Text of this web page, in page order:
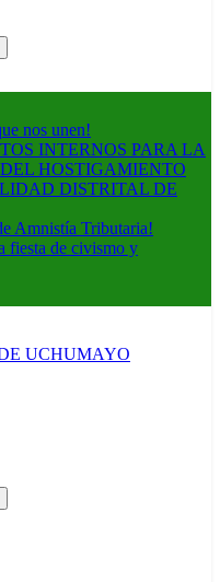
nos unen!
INTERNOS PARA LA
HOSTIGAMIENTO
DISTRITAL DE
Amnistía Tributaria!
fiesta de civismo y